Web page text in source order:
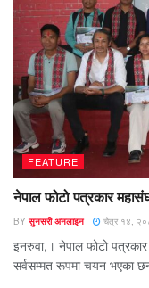
FEATURE
नेपाल फोटो पत्रकार
BY सुनसरी अनलाइन चैत्र १४,
इनरुवा,। नेपाल फोटो
सर्वसम्मत रूपमा चयन भएका